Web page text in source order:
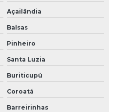
Açailândia
Balsas
Pinheiro
Santa Luzia
Buriticupú
Coroatá
Barreirinhas